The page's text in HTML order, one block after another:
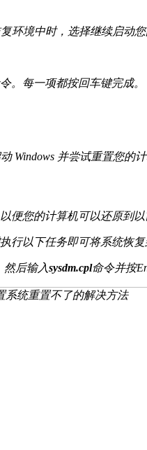
环境中时，选择继续启动
。每一项都按回车键完成。
Windows 并尝试重置您的计
便您的计算机可以还原到
行以下任务即可将系统恢复
然后输入sysdm.cpl命令并按